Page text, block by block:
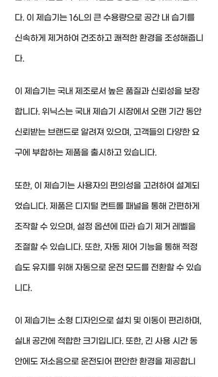
다. 이 제습기는 16L의 큰 수용량으로 공간 내 습기를
신속하게 제거하여 건조하고 쾌적한 환경을 조성해줍니
다.
이 제습기는 국내 제조로서 높은 품질과 신뢰성을 보장
합니다. 위닉스는 국내 제습기 시장에서 오랜 기간 동안
신뢰받는 브랜드로 알려져 있으며, 고객들의 다양한 요
구에 부합하는 제품을 출시하고 있습니다.
또한, 이 제습기는 사용자의 편의성을 고려하여 설계되
었습니다. 제품은 디지털 컨트롤 패널을 통해 간편하게
조작할 수 있으며, 설정 옵션에 따라 습기 제거 레벨을
조절할 수 있습니다. 또한, 자동 제어 기능을 통해 적정
습도 유지를 위해 자동으로 운전 모드를 전환할 수 있습
니다.
이 제습기는 소형 디자인으로 설치 및 이동이 편리하며,
실내 공간에 적합한 크기입니다. 또한, 긴 사용 시간 동
안에도 저소음으로 운전되어 편안한 환경을 제공합니